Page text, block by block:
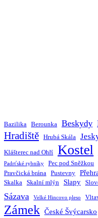
Bazilika Berounka Beskydy
Hradiště Hrubá Skála
Klášterec nad Ohří Kostel
Padrťské rybníky Pec pod Sněžkou
Pravčická brána Pustevny
Skalka Skalní mlýn Slapy
Sázava Velké Hincovo pleso
Zámek České Švýcarsko